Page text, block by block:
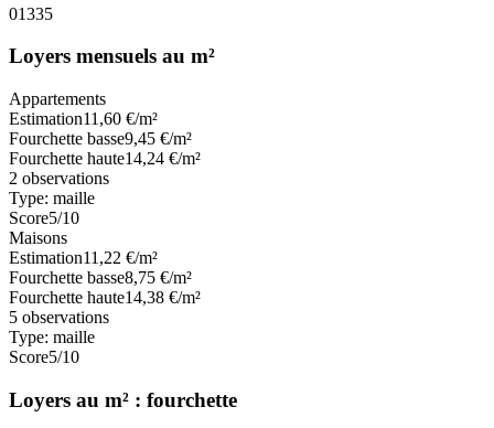
01335
Loyers mensuels au m²
Appartements
Estimation11,60 €/m²
Fourchette basse9,45 €/m²
Fourchette haute14,24 €/m²
2 observations
Type: maille
Score5/10
Maisons
Estimation11,22 €/m²
Fourchette basse8,75 €/m²
Fourchette haute14,38 €/m²
5 observations
Type: maille
Score5/10
Loyers au m² : fourchette